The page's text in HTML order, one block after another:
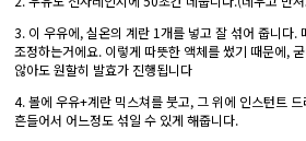
3. 이 우유에, 실온의 계란 1개를 넣고 잘 섞어 줍니다.
조정하는거에요. 이렇게 따뜻한 액체를 썼기 때문에,
않아도 원할히 발효가 진행됩니다
4. 볼에 우유+계란 믹스쳐를 붓고, 그 위에 인스턴트
흔들어서 어느정도 섞일 수 있게 해줍니다.